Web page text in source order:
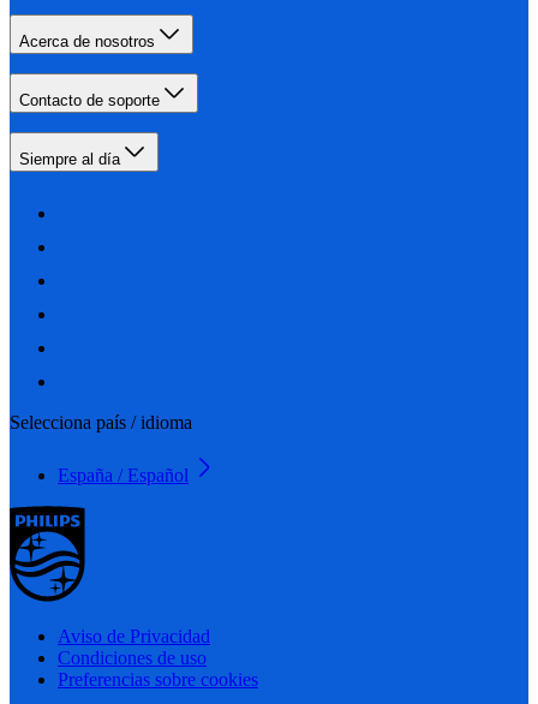
Acerca de nosotros
Contacto de soporte
Siempre al día
Selecciona país / idioma
España / Español
Aviso de Privacidad
Condiciones de uso
Preferencias sobre cookies